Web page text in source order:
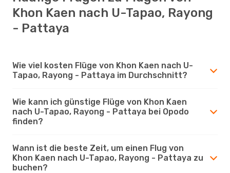
Khon Kaen nach U-Tapao, Rayong
- Pattaya
Wie viel kosten Flüge von Khon Kaen nach U-
Tapao, Rayong - Pattaya im Durchschnitt?
Wie kann ich günstige Flüge von Khon Kaen
nach U-Tapao, Rayong - Pattaya bei Opodo
finden?
Wann ist die beste Zeit, um einen Flug von
Khon Kaen nach U-Tapao, Rayong - Pattaya zu
buchen?